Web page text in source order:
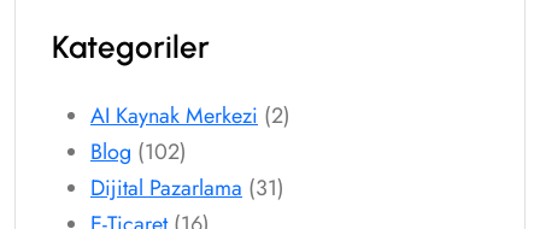
Kategoriler
AI Kaynak Merkezi (2)
Blog (102)
Dijital Pazarlama (31)